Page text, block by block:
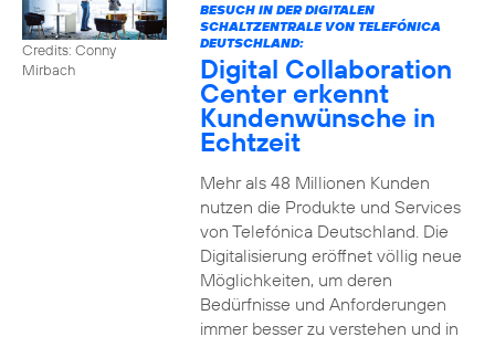
Credits: Conny
Mirbach
BESUCH IN DER DIGITALEN
SCHALTZENTRALE VON TELEFÓNICA
DEUTSCHLAND:
Digital Collaboration
Center erkennt
Kundenwünsche in
Echtzeit
Mehr als 48 Millionen Kunden
nutzen die Produkte und Services
von Telefónica Deutschland. Die
Digitalisierung eröffnet völlig neue
Möglichkeiten, um deren
Bedürfnisse und Anforderungen
immer besser zu verstehen und in